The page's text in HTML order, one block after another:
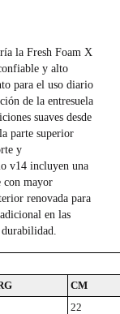
la Fresh Foam X
y alto
para el uso diario
de la entresuela
suaves desde
parte superior
y
v14 incluyen una
con mayor
renovada para
en las
durabilidad.
CM
22